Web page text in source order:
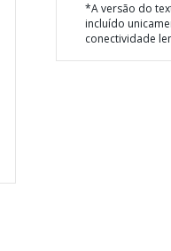
*A versão do
incluído
conectividade